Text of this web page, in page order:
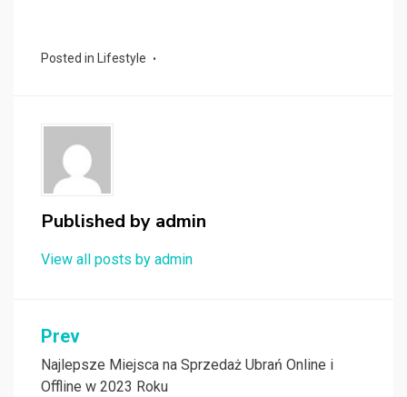
Posted in Lifestyle
Published by admin
View all posts by admin
Nawigacja
wpisu
Prev
Najlepsze Miejsca na Sprzedaż Ubrań Online i
Offline w 2023 Roku